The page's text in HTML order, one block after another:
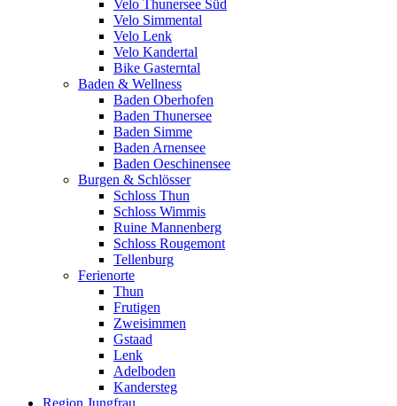
Velo Thunersee Süd
Velo Simmental
Velo Lenk
Velo Kandertal
Bike Gasterntal
Baden & Wellness
Baden Oberhofen
Baden Thunersee
Baden Simme
Baden Arnensee
Baden Oeschinensee
Burgen & Schlösser
Schloss Thun
Schloss Wimmis
Ruine Mannenberg
Schloss Rougemont
Tellenburg
Ferienorte
Thun
Frutigen
Zweisimmen
Gstaad
Lenk
Adelboden
Kandersteg
Region Jungfrau